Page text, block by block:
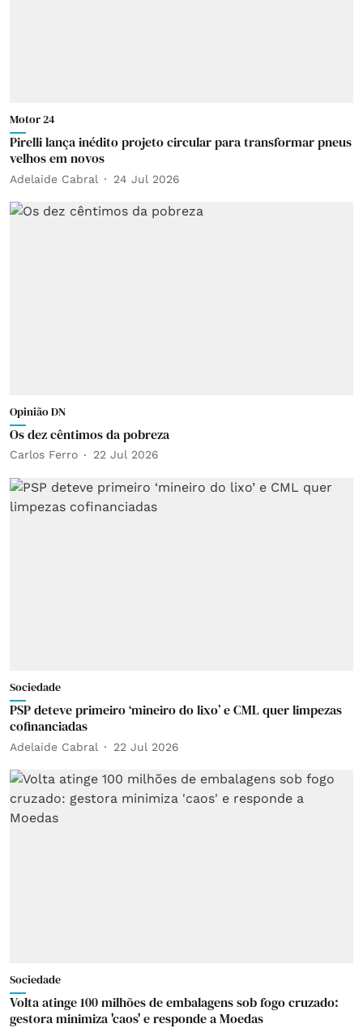
Motor 24
Pirelli lança inédito projeto circular para transformar pneus
velhos em novos
Adelaide Cabral 24 Jul 2026
Opinião DN
Os dez cêntimos da pobreza
Carlos Ferro 22 Jul 2026
Sociedade
PSP deteve primeiro ‘mineiro do lixo’ e CML quer limpezas
cofinanciadas
Adelaide Cabral 22 Jul 2026
Sociedade
Volta atinge 100 milhões de embalagens sob fogo cruzado:
gestora minimiza 'caos' e responde a Moedas